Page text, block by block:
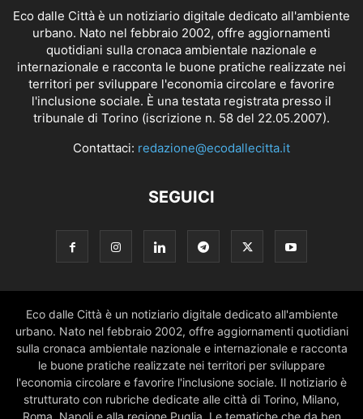
Eco dalle Città è un notiziario digitale dedicato all'ambiente
urbano. Nato nel febbraio 2002, offre aggiornamenti
quotidiani sulla cronaca ambientale nazionale e
internazionale e racconta le buone pratiche realizzate nei
territori per sviluppare l'economia circolare e favorire
l'inclusione sociale. È una testata registrata presso il
tribunale di Torino (iscrizione n. 58 del 22.05.2007).
Contattaci: redazione@ecodallecitta.it
SEGUICI
Eco dalle Città è un notiziario digitale dedicato all'ambiente
urbano. Nato nel febbraio 2002, offre aggiornamenti quotidiani
sulla cronaca ambientale nazionale e internazionale e racconta
le buone pratiche realizzate nei territori per sviluppare
l'economia circolare e favorire l'inclusione sociale. Il notiziario è
strutturato con rubriche dedicate alle città di Torino, Milano,
Roma, Napoli e alla regione Puglia. Le tematiche che da ben